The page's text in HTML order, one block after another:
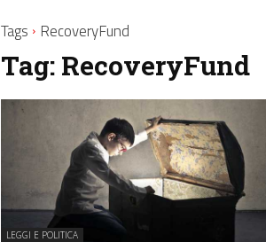
Tags RecoveryFund
Tag: RecoveryFund
LEGGI E POLITICA